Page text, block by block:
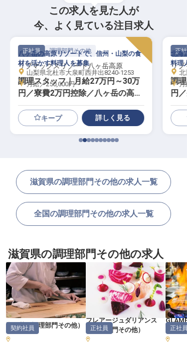
この求人を見た人が
今、よく見ている注目求人
正社員 調理部門その他
リブマックスリゾート八ヶ岳高原
調理スタッフ｜月給27万円～30万
円／寮費2万円控除／八ヶ岳の高原
リゾート／急募
八ヶ岳の高原リゾートで、信州・山梨の食
材を活かす料理人を募集
山梨県北杜市大泉町西井出8240-1253
月給／250,000円～
キープ 詳しく見る
正社
リブ
調
円
地／
北海
料理
北
月
滋賀県の調理部門その他の求人一覧
全国の調理部門その他の求人一覧
滋賀県の調理部門その他の求人
湖西荘（調理部門その他）
契約社員
フレアージュダリアンス
（調理部門その他）
正社員
門その
正社員